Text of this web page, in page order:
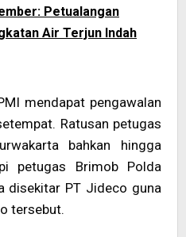
Petualangan
Air Terjun Indah
mendapat pengawalan
Ratusan petugas
bahkan hingga
petugas Brimob Polda
disekitar PT Jideco guna
tersebut.